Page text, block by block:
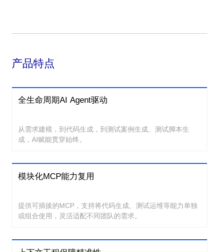
产品特点
全生命周期AI Agent驱动
从需求建模，到代码生成，到测试案例生成、测试脚本生
成，AI赋能贯穿始终。
模块化MCP能力复用
提供可插拔的MCP，支持将代码生成、测试运维等能力单独
或组合使用，灵活适配不同团队的需求。